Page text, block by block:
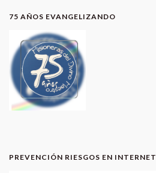
75 AÑOS EVANGELIZANDO
PREVENCIÓN RIESGOS EN INTERNET